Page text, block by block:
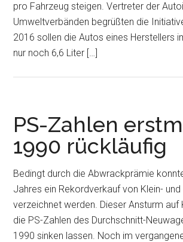
pro Fahrzeug steigen. Vertreter der
Umweltverbänden begrüßten die
2016 sollen die Autos eines Herstellers
nur noch 6,6 Liter […]
PS-Zahlen
1990 rückläufig
Bedingt durch die Abwrackprämie
Jahres ein Rekordverkauf von Klein-
verzeichnet werden. Dieser Ansturm auf
die PS-Zahlen des Durchschnitt-
1990 sinken lassen. Noch im